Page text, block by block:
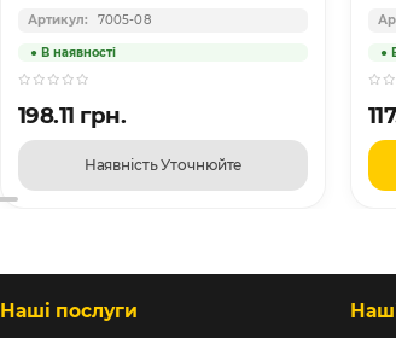
7005-08
198.11 грн.
Наявність Уточнюйте
Наші послуги